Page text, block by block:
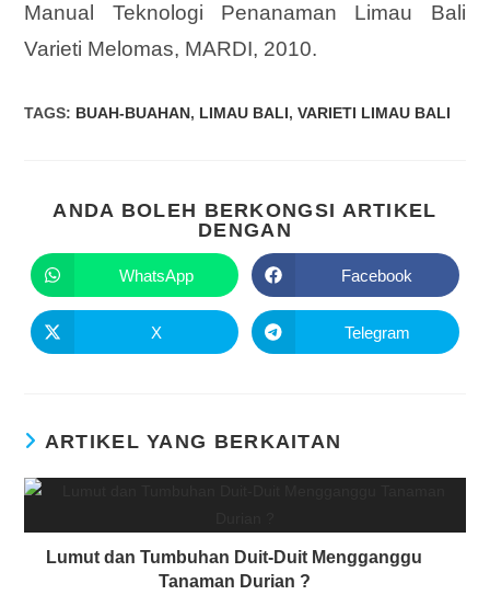
Manual Teknologi Penanaman Limau Bali
Varieti Melomas, MARDI, 2010.
TAGS: BUAH-BUAHAN, LIMAU BALI, VARIETI LIMAU BALI
ANDA BOLEH BERKONGSI ARTIKEL
DENGAN
WhatsApp Facebook
X Telegram
ARTIKEL YANG BERKAITAN
Lumut dan Tumbuhan Duit-Duit Mengganggu
Tanaman Durian ?